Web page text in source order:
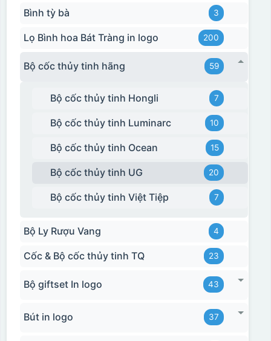
Hộp xi 2 cốc
Hộp xi biểu trưng
Bình tỳ bà 3
Lọ Bình hoa Bát Tràng in logo 200
Bộ cốc thủy tinh hãng 59
Bộ cốc thủy tinh Hongli 7
Bộ cốc thủy tinh Luminarc 10
Bộ cốc thủy tinh Ocean 15
Bộ cốc thủy tinh UG 20
Bộ cốc thủy tinh Việt Tiệp 7
Bộ Ly Rượu Vang 4
Cốc & Bộ cốc thủy tinh TQ 23
Bộ giftset In logo 43
Bút in logo 37